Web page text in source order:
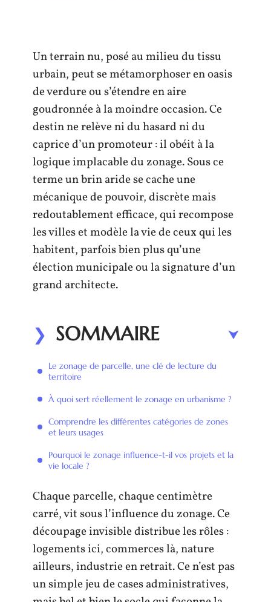
Un terrain nu, posé au milieu du tissu
urbain, peut se métamorphoser en oasis
de verdure ou s’étendre en aire
goudronnée à la moindre occasion. Ce
destin ne relève ni du hasard ni du
caprice d’un promoteur : il obéit à la
logique implacable du zonage. Sous ce
terme un brin aride se cache une
mécanique de pouvoir, discrète mais
redoutablement efficace, qui recompose
les villes et modèle la vie de ceux qui les
habitent, parfois bien plus qu’une
élection municipale ou la signature d’un
grand architecte.
SOMMAIRE
Le zonage de parcelle, une clé de lecture du
territoire
À quoi sert réellement le zonage en urbanisme ?
Comprendre les différentes catégories de zones
et leurs usages
Pourquoi le zonage influence-t-il vos projets et la
vie locale ?
Chaque parcelle, chaque centimètre
carré, vit sous l’influence du zonage. Ce
découpage invisible distribue les rôles :
logements ici, commerces là, nature
ailleurs, industrie en retrait. Ce n’est pas
un simple jeu de cases administratives,